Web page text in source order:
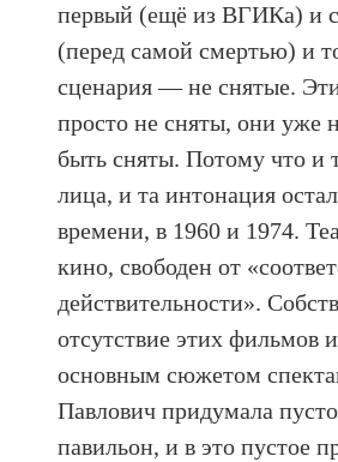
первый (ещё из ВГИКа) и
(перед самой смертью) и
сценария — не снятые.
просто не сняты, они уже
быть сняты. Потому что и
лица, и та интонация
времени, в 1960 и 1974.
кино, свободен от
действительности».
отсутствие этих фильмов
основным сюжетом
Павлович придумала
павильон, и в это пустое